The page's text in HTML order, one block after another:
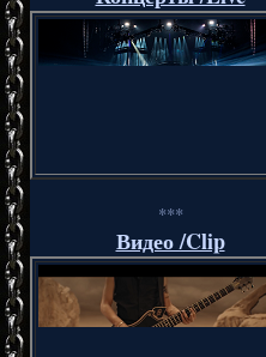
***
Видео /Clip